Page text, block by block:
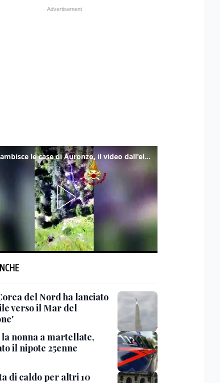
Frana lambisce le case di Auronzo, il video dall'elicottero dei vigili del fuoco
del Nord ha lanciato
verso il Mar del
nonna a martellate,
il nipote 25enne
di caldo per altri 10